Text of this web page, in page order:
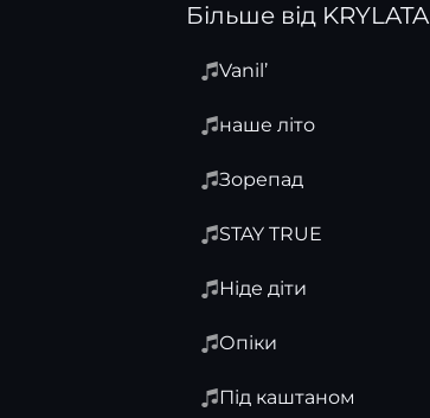
Більше від KRYLATA
Vanil’
наше літо
Зорепад
STAY TRUE
Ніде діти
Опіки
Під каштаном